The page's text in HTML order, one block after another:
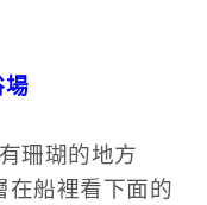
場
珊瑚的地方
在船裡看下面的